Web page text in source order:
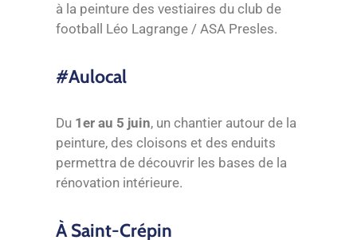
à la peinture des vestiaires du club de
football Léo Lagrange / ASA Presles.
#Aulocal
Du 1er au 5 juin, un chantier autour de la
peinture, des cloisons et des enduits
permettra de découvrir les bases de la
rénovation intérieure.
À Saint-Crépin